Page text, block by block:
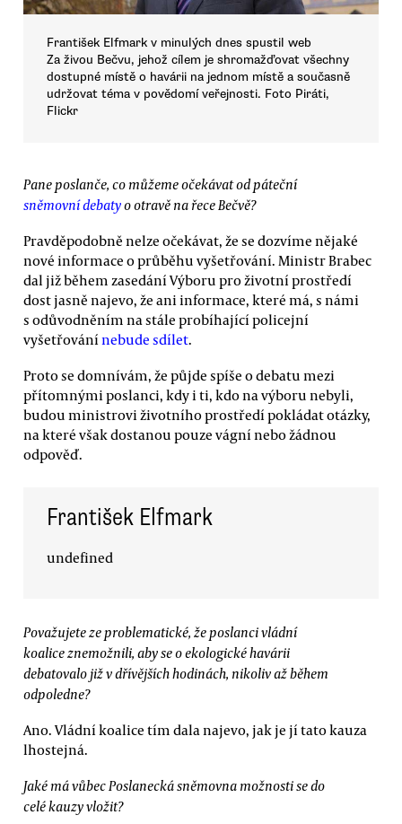
František Elfmark v minulých dnes spustil web
Za živou Bečvu, jehož cílem je shromažďovat všechny
dostupné místě o havárii na jednom místě a současně
udržovat téma v povědomí veřejnosti. Foto Piráti,
Flickr
Pane poslanče, co můžeme očekávat od páteční
sněmovní debatyo otravě na řece Bečvě?
Pravděpodobně nelze očekávat, že se dozvíme nějaké
nové informace o průběhu vyšetřování. Ministr Brabec
dal již během zasedání Výboru pro životní prostředí
dost jasně najevo, že ani informace, které má, s námi
s odůvodněním na stále probíhající policejní
vyšetřovánínebude sdílet.
Proto se domnívám, že půjde spíše o debatu mezi
přítomnými poslanci, kdy i ti, kdo na výboru nebyli,
budou ministrovi životního prostředí pokládat otázky,
na které však dostanou pouze vágní nebo žádnou
odpověď.
František Elfmark
undefined
Považujete ze problematické, že poslanci vládní
koalice znemožnili, aby se o ekologické havárii
debatovalo již v dřívějších hodinách, nikoliv až během
odpoledne?
Ano. Vládní koalice tím dala najevo, jak je jí tato kauza
lhostejná.
Jaké má vůbec Poslanecká sněmovna možnosti se do
celé kauzy vložit?